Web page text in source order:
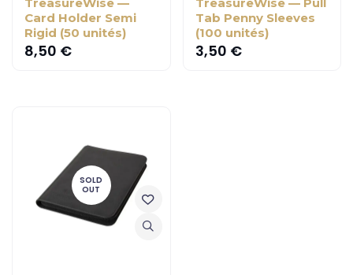
Card Holder Semi
Rigid (50 unités)
8,50 €
Tab Penny Sleeves
(100 unités)
3,50 €
SOLD
OUT